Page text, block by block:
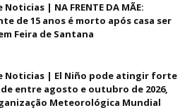
Noticias | NA FRENTE DA MÃE:
de 15 anos é morto após casa ser
Feira de Santana
Noticias | El Niño pode atingir forte
entre agosto e outubro de 2026,
Meteorológica Mundial